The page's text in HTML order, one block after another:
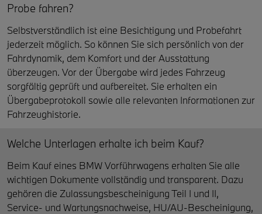
Probe fahren?
Selbstverständlich ist eine Besichtigung und Probefahrt
jederzeit möglich. So können Sie sich persönlich von der
Fahrdynamik, dem Komfort und der Ausstattung
überzeugen. Vor der Übergabe wird jedes Fahrzeug
sorgfältig geprüft und aufbereitet. Sie erhalten ein
Übergabeprotokoll sowie alle relevanten Informationen zur
Fahrzeughistorie.
Welche Unterlagen erhalte ich beim Kauf?
Beim Kauf eines BMW Vorführwagens erhalten Sie alle
wichtigen Dokumente vollständig und transparent. Dazu
gehören die Zulassungsbescheinigung Teil I und II,
Service- und Wartungsnachweise, HU/AU-Bescheinigung,